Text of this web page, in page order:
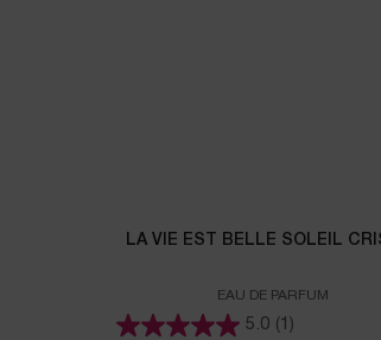
LA VIE EST BELLE SOLEIL
EAU DE PARFUM
5.0 (1)